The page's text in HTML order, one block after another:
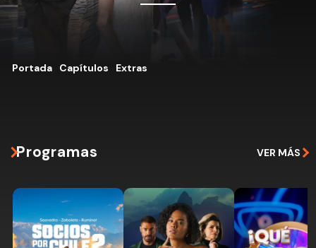
Portada Capítulos Extras
Programas VER MÁS